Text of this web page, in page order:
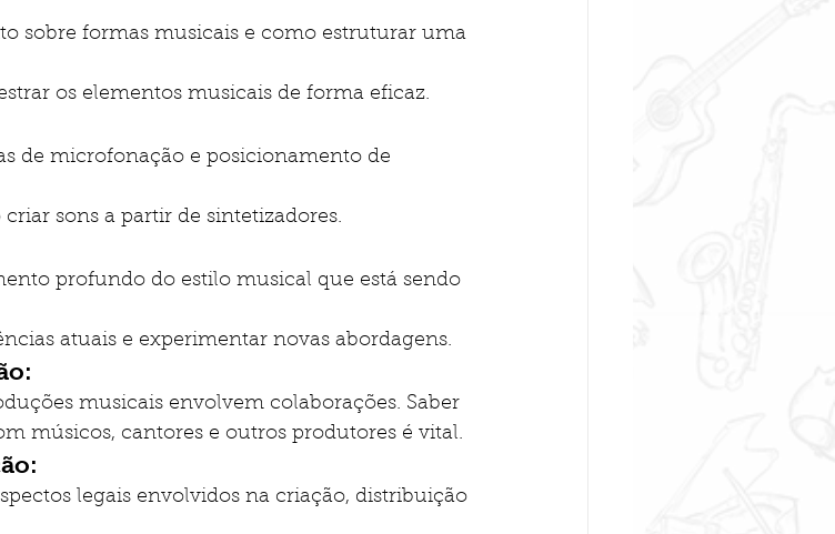
sobre formas musicais e como estruturar uma
os elementos musicais de forma eficaz.
de microfonação e posicionamento de
sons a partir de sintetizadores.
profundo do estilo musical que está sendo
atuais e experimentar novas abordagens.
musicais envolvem colaborações. Saber
músicos, cantores e outros produtores é vital.
legais envolvidos na criação, distribuição